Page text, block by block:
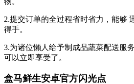
2.提交订单的全过程省时省力，能够
得手。
3.为诸位懶人给予制成品蔬菜配送服
可以立即享受了。
盒马鲜生安卓官方闪光点